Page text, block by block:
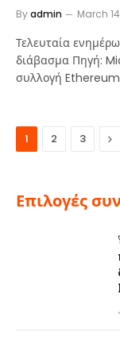
Byadmin March
Τελευταία
διάβασμα Πηγή:
συλλογή Ethereum
1 2 3
Επιλογές